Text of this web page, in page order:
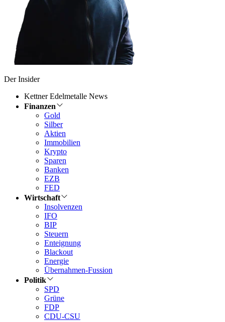
Der Insider
Kettner Edelmetalle News
Finanzen
Gold
Silber
Aktien
Immobilien
Krypto
Sparen
Banken
EZB
FED
Wirtschaft
Insolvenzen
IFO
BIP
Steuern
Enteignung
Blackout
Energie
Übernahmen-Fussion
Politik
SPD
Grüne
FDP
CDU-CSU